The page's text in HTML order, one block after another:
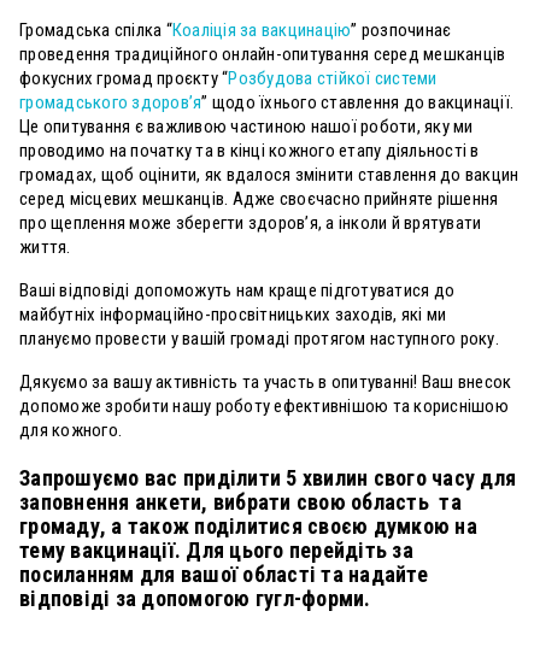
Громадська спілка “Коаліція за вакцинацію” розпочинає
проведення традиційного онлайн-опитування серед мешканців
фокусних громад проєкту “Розбудова стійкої системи
громадського здоров’я” щодо їхнього ставлення до вакцинації.
Це опитування є важливою частиною нашої роботи, яку ми
проводимо на початку та в кінці кожного етапу діяльності в
громадах, щоб оцінити, як вдалося змінити ставлення до вакцин
серед місцевих мешканців. Адже своєчасно прийняте рішення
про щеплення може зберегти здоров’я, а інколи й врятувати
життя.
Ваші відповіді допоможуть нам краще підготуватися до
майбутніх інформаційно-просвітницьких заходів, які ми
плануємо провести у вашій громаді протягом наступного року.
Дякуємо за вашу активність та участь в опитуванні! Ваш внесок
допоможе зробити нашу роботу ефективнішою та кориснішою
для кожного.
Запрошуємо вас приділити 5 хвилин свого часу для
заповнення анкети, вибрати свою область та
громаду, а також поділитися своєю думкою на
тему вакцинації. Для цього перейдіть за
посиланням для вашої області та надайте
відповіді за допомогою гугл-форми.